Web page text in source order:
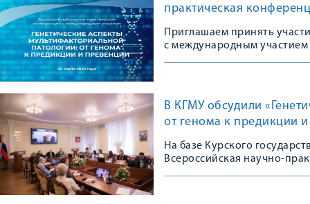
практическая
Приглашаем принять
с международным участием
В КГМУ обсудили
от генома к предикции
На базе Курского
Всероссийская научно-